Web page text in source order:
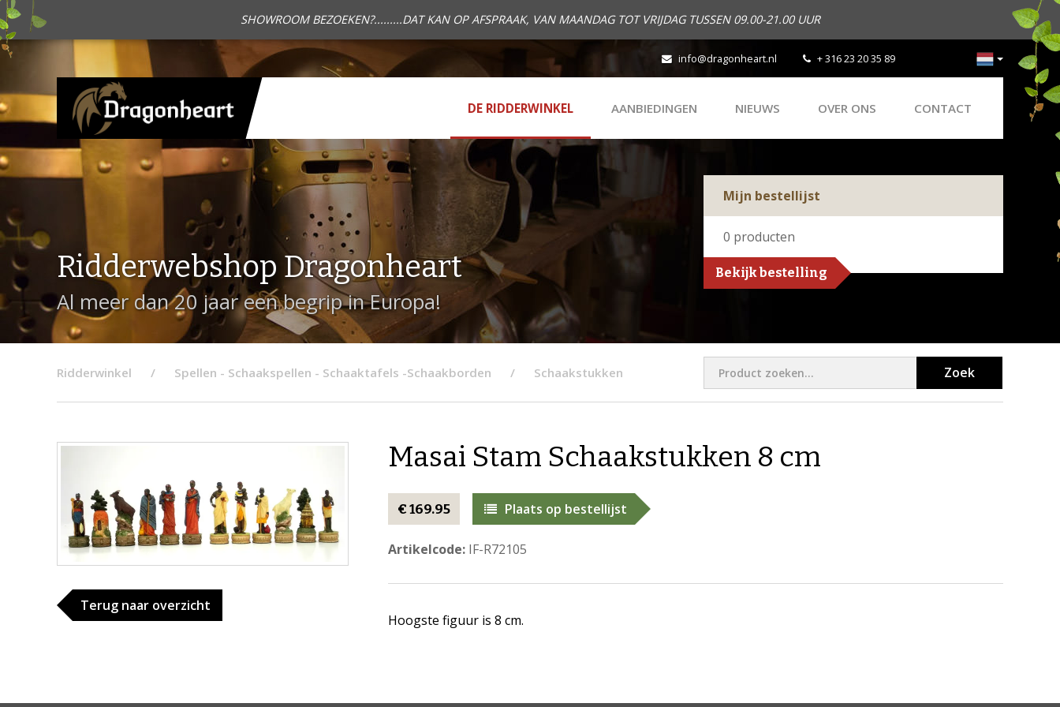
SHOWROOM BEZOEKEN?.........DAT KAN OP AFSPRAAK, VAN MAANDAG TOT VRIJDAG TUSSEN 09.00-21.00 UUR
info@dragonheart.nl + 316 23 20 35 89
DE RIDDERWINKEL AANBIEDINGEN NIEUWS OVER ONS CONTACT
Ridderwebshop Dragonheart
Al meer dan 20 jaar een begrip in Europa!
Mijn bestellijst
0 producten
Bekijk bestelling
Ridderwinkel Spellen - Schaakspellen - Schaaktafels -Schaakborden Schaakstukken Zoek
Terug naar overzicht
Masai Stam Schaakstukken 8 cm
€ 169.95 Plaats op bestellijst
Artikelcode:IF-R72105
Hoogste figuur is 8 cm.